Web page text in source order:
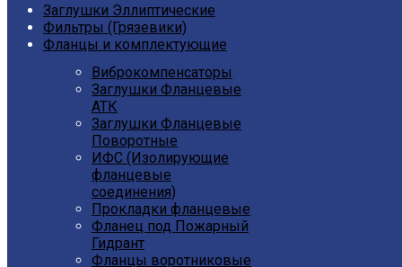
Заглушки Эллиптические
Фильтры (Грязевики)
Фланцы и комплектующие
Виброкомпенсаторы
Заглушки Фланцевые
АТК
Заглушки Фланцевые
Поворотные
ИФС (Изолирующие
фланцевые
соединения)
Прокладки фланцевые
Фланец под Пожарный
Гидрант
Фланцы воротниковые